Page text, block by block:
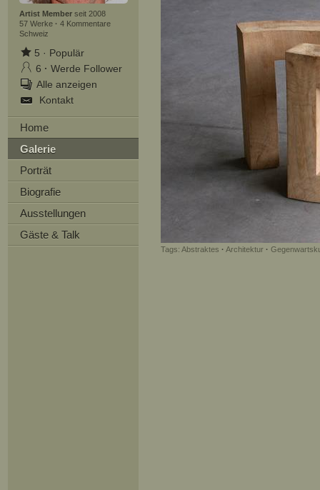
Artist Memberseit 2008
57 Werke · 4 Kommentare
Schweiz
5 · Populär
6 · Werde Follower
Alle anzeigen
Kontakt
Home
Galerie
Porträt
Biografie
Ausstellungen
Gäste & Talk
Tags: Abstraktes · Architektur ·